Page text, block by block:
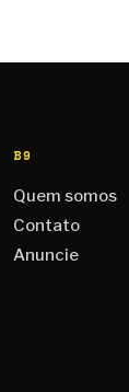
B9
Quem somos
Contato
Anuncie